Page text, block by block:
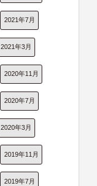
2021年7月
2021年3月
2020年11月
2020年7月
2020年3月
2019年11月
2019年7月